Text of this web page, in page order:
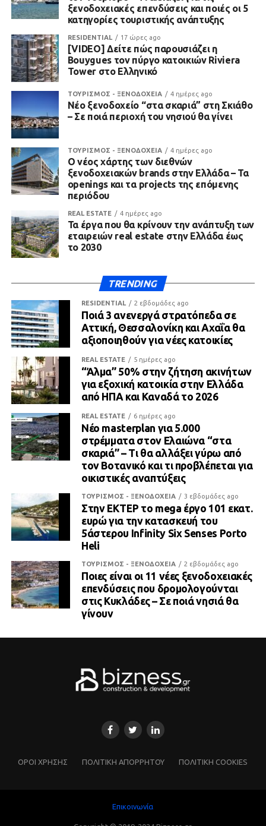
ξενοδοχειακές επενδύσεις και ποιές οι 5
κατηγορίες τουριστικής ανάπτυξης
RESIDENTIAL 17 ώρες ago
[VIDEO] Δείτε πώς παρουσιάζει η
Bouygues τον πύργο κατοικιών Riviera
Tower στο Ελληνικό
ΤΟΥΡΙΣΜΟΣ - ΞΕΝΟΔΟΧΕΙΑ 4 ημέρες ago
Νέο ξενοδοχείο “στα σκαριά” στη Σκιάθο
– Σε ποιά περιοχή του νησιού θα γίνει
ΤΟΥΡΙΣΜΟΣ - ΞΕΝΟΔΟΧΕΙΑ 4 ημέρες ago
Ο νέος χάρτης των διεθνών
ξενοδοχειακών brands στην Ελλάδα – Τα
openings και τα projects της επόμενης
περιόδου
REAL ESTATE 4 ημέρες ago
Τα έργα που θα κρίνουν την ανάπτυξη των
εταιρειών real estate στην Ελλάδα έως
το 2030
TRENDING
RESIDENTIAL 2 εβδομάδες ago
Ποιά 3 ανενεργά στρατόπεδα σε
Αττική, Θεσσαλονίκη και Αχαΐα θα
αξιοποιηθούν για νέες κατοικίες
REAL ESTATE 5 ημέρες ago
“Άλμα” 50% στην ζήτηση ακινήτων
για εξοχική κατοικία στην Ελλάδα
από ΗΠΑ και Καναδά το 2026
REAL ESTATE 6 ημέρες ago
Νέο masterplan για 5.000
στρέμματα στον Ελαιώνα “στα
σκαριά” – Τι θα αλλάξει γύρω από
τον Βοτανικό και τι προβλέπεται για
οικιστικές αναπτύξεις
ΤΟΥΡΙΣΜΟΣ - ΞΕΝΟΔΟΧΕΙΑ 3 εβδομάδες ago
Στην ΕΚΤΕΡ το mega έργο 101 εκατ.
ευρώ για την κατασκευή του
5άστερου Infinity Six Senses Porto
Heli
ΤΟΥΡΙΣΜΟΣ - ΞΕΝΟΔΟΧΕΙΑ 2 εβδομάδες ago
Ποιες είναι οι 11 νέες ξενοδοχειακές
επενδύσεις που δρομολογούνται
στις Κυκλάδες – Σε ποιά νησιά θα
γίνουν
ΌΡΟΙ ΧΡΗΣΗΣ ΠΟΛΙΤΙΚΗ ΑΠΟΡΡΗΤΟΥ ΠΟΛΙΤΙΚΗ COOKIES
Επικοινωνία